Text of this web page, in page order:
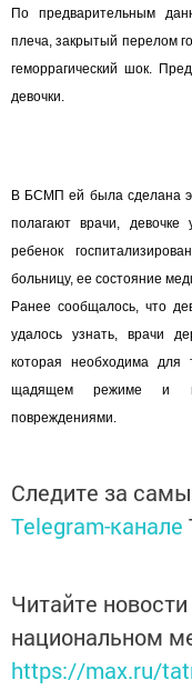
По предварительным
плеча, закрытый перелом
геморрагический шок.
девочки.
В БСМП ей была сделана
полагают врачи,
ребенок
больницу, ее состояние
Ранее сообщалось, что
удалось узнать, врачи
которая необходима для
щадящем режиме и
повреждениями.
Следите за
Telegram-канале
Читайте
национальном
https://max.ru/